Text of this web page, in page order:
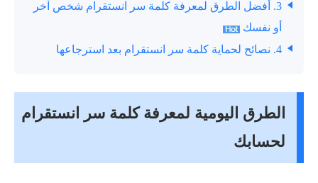
3. أفضل الطرق لمعرفة كلمة سر انستقرام شخص آخر
أو نفسك
4. نصائح لحماية كلمة سر انستقرام بعد استرجاعها
الطرق اليومية لمعرفة كلمة سر انستقرام
لحسابك